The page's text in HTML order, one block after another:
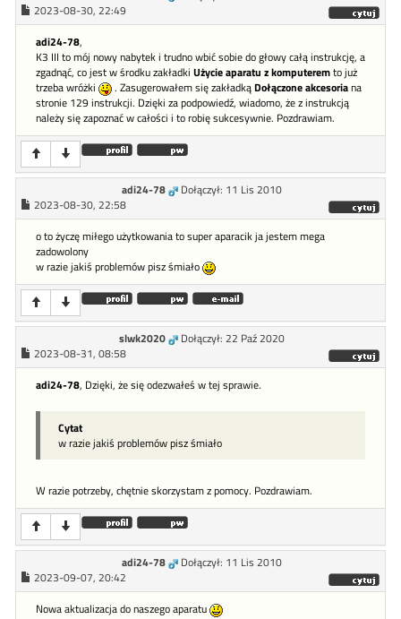
2023-08-30, 22:49
adi24-78,
K3 III to mój nowy nabytek i trudno wbić sobie do głowy całą instrukcję, a
zgadnąć, co jest w środku zakładki Użycie aparatu z komputeremto już
trzeba wróżki
. Zasugerowałem się zakładkąDołączone akcesoriana
stronie 129 instrukcji. Dzięki za podpowiedź, wiadomo, że z instrukcją
należy się zapoznać w całości i to robię sukcesywnie. Pozdrawiam.
adi24-78
Dołączył: 11 Lis 2010
2023-08-30, 22:58
o to życzę miłego użytkowania to super aparacik ja jestem mega
zadowolony
w razie jakiś problemów pisz śmiało
slwk2020
Dołączył: 22 Paź 2020
2023-08-31, 08:58
adi24-78, Dzięki, że się odezwałeś w tej sprawie.
Cytat
w razie jakiś problemów pisz śmiało
W razie potrzeby, chętnie skorzystam z pomocy. Pozdrawiam.
adi24-78
Dołączył: 11 Lis 2010
2023-09-07, 20:42
Nowa aktualizacja do naszego aparatu